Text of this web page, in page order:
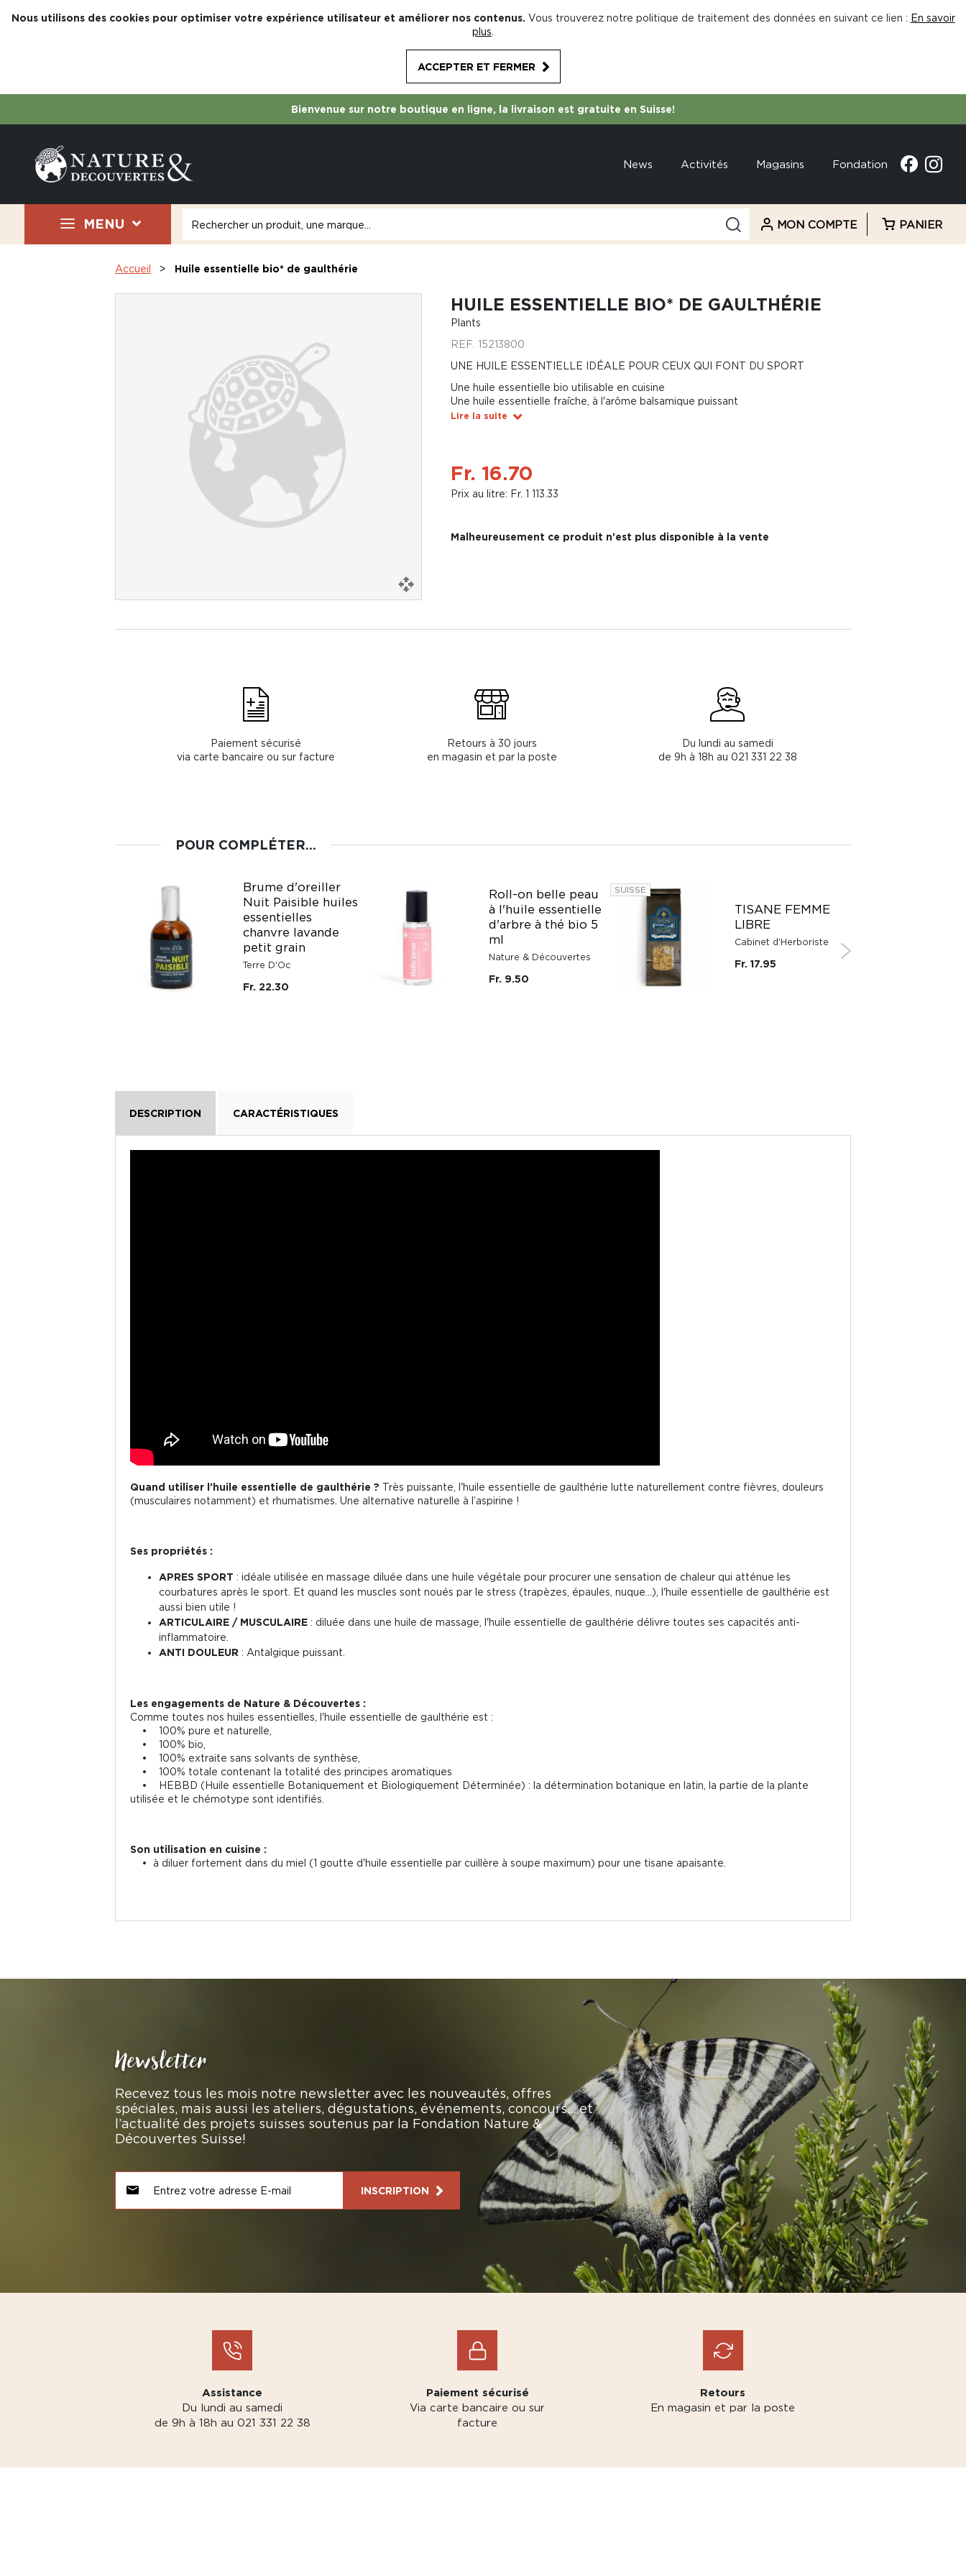
Nous utilisons des cookies pour optimiser votre expérience utilisateur et améliorer nos contenus. Vous trouverez notre politique de traitement des données en suivant ce lien : En savoir
plus
ACCEPTER ET FERMER
Bienvenue sur notre boutique en ligne, la livraison est gratuite en Suisse!
News Activités Magasins Fondation
MENU MON COMPTE PANIER
Accueil Huile essentielle bio* de gaulthérie
HUILE ESSENTIELLE BIO* DE GAULTHÉRIE
Plants
REF. 15213800
UNE HUILE ESSENTIELLE IDÉALE POUR CEUX QUI FONT DU SPORT
Une huile essentielle bio utilisable en cuisine
Une huile essentielle fraîche, à l'arôme balsamique puissant
Lire la suite
Fr. 16.70
Prix au litre: Fr. 1 113.33
Malheureusement ce produit n'est plus disponible à la vente
Paiement sécurisé
via carte bancaire ou sur facture
Retours à 30 jours
en magasin et par la poste
Du lundi au samedi
de 9h à 18h au 021 331 22 38
POUR COMPLÉTER...
Brume d'oreiller
Nuit Paisible huiles
essentielles
chanvre lavande
petit grain
Terre D'Oc
Fr. 22.30
Roll-on belle peau
à l'huile essentielle
d'arbre à thé bio 5
ml
Nature & Découvertes
Fr. 9.50
SUISSE
TISANE FEMME
LIBRE
Cabinet d'Herboriste
Fr. 17.95
DESCRIPTION CARACTÉRISTIQUES
Quand utiliser l'huile essentielle de gaulthérie ? Très puissante, l'huile essentielle de gaulthérie lutte naturellement contre fièvres, douleurs
(musculaires notamment) et rhumatismes. Une alternative naturelle à l’aspirine !
Ses propriétés :
APRES SPORT : idéale utilisée en massage diluée dans une huile végétale pour procurer une sensation de chaleur qui atténue les
courbatures après le sport. Et quand les muscles sont noués par le stress (trapèzes, épaules, nuque...), l'huile essentielle de gaulthérie est
aussi bien utile !
ARTICULAIRE / MUSCULAIRE : diluée dans une huile de massage, l'huile essentielle de gaulthérie délivre toutes ses capacités anti-
inflammatoire.
ANTI DOULEUR : Antalgique puissant.
Les engagements de Nature & Découvertes :
Comme toutes nos huiles essentielles, l'huile essentielle de gaulthérie est :
• 100% pure et naturelle,
• 100% bio,
• 100% extraite sans solvants de synthèse,
• 100% totale contenant la totalité des principes aromatiques
• HEBBD (Huile essentielle Botaniquement et Biologiquement Déterminée) : la détermination botanique en latin, la partie de la plante
utilisée et le chémotype sont identifiés.
Son utilisation en cuisine :
• à diluer fortement dans du miel (1 goutte d'huile essentielle par cuillère à soupe maximum) pour une tisane apaisante.
Newsletter
Recevez tous les mois notre newsletter avec les nouveautés, offres
spéciales, mais aussi les ateliers, dégustations, événements, concours… et
l’actualité des projets suisses soutenus par la Fondation Nature &
Découvertes Suisse!
INSCRIPTION
Assistance
Du lundi au samedi
de 9h à 18h au 021 331 22 38
Paiement sécurisé
Via carte bancaire ou sur
facture
Retours
En magasin et par la poste